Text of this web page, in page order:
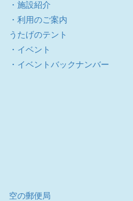
・施設紹介
・利用のご案内
うたげのテント
・イベント
・イベントバックナンバー
空の郵便局